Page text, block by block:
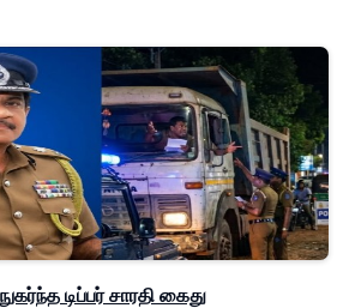
டிப்பர் சாரதி கைது